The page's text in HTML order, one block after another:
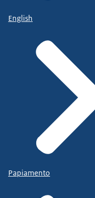
English
Papiamento